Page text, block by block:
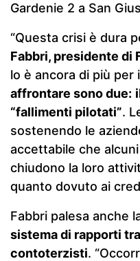
Gardenie 2 a San
“Questa crisi è dura
Fabbri, presidente di
lo è ancora di più per
affrontare sono due:
“fallimenti pilotati”.
sostenendo le
accettabile che
chiudono la loro
quanto dovuto ai
Fabbri palesa anche
sistema di rapporti
contoterzisti.